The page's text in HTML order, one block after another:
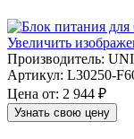
Увеличить
Производитель:
Артикул: L30250-
Цена от: 2 944 ₽
Узнать свою цену